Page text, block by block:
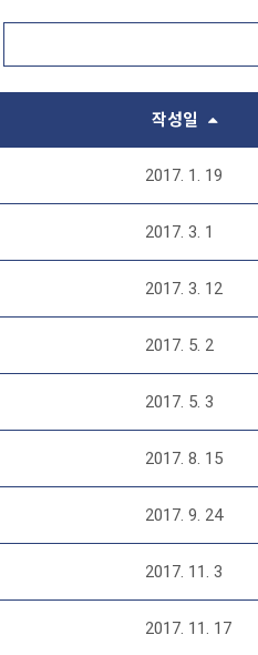
작성일
2017. 1. 19
2017. 3. 1
2017. 3. 12
2017. 5. 2
2017. 5. 3
2017. 8. 15
2017. 9. 24
2017. 11. 3
2017. 11. 17